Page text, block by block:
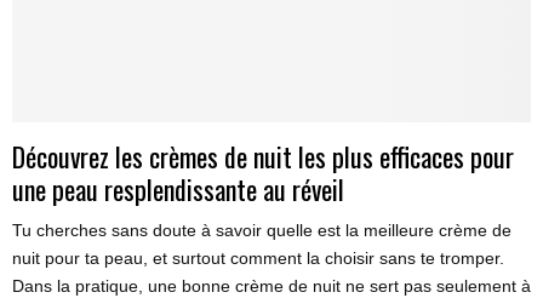
Découvrez les crèmes de nuit les plus efficaces pour
une peau resplendissante au réveil
Tu cherches sans doute à savoir quelle est la meilleure crème de
nuit pour ta peau, et surtout comment la choisir sans te tromper.
Dans la pratique, une bonne crème de nuit ne sert pas seulement à